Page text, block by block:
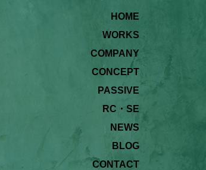
HOME
WORKS
COMPANY
CONCEPT
PASSIVE
RC・SE
NEWS
BLOG
CONTACT